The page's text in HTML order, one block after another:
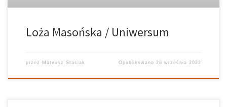
Loża Masońska / Uniwersum
przez Mateusz Stasiak Opublikowano 28 września 2022